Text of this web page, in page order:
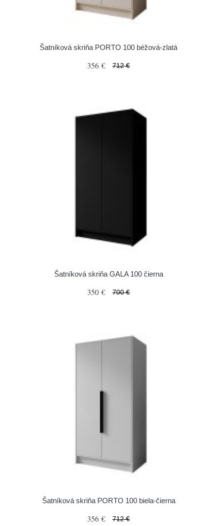
Šatníková skriňa PORTO 100 béžová-zlatá
356 € 712 €
Šatníková skriňa GALA 100 čierna
350 € 700 €
Šatníková skriňa PORTO 100 biela-čierna
356 € 712 €